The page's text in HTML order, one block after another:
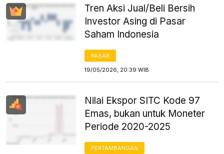
Tren Aksi Jual/Beli Bersih
Investor Asing di Pasar
Saham Indonesia
PASAR
19/05/2026, 20:39 WIB
Nilai Ekspor SITC Kode 97
Emas, bukan untuk Moneter
Periode 2020-2025
PERTAMBANGAN